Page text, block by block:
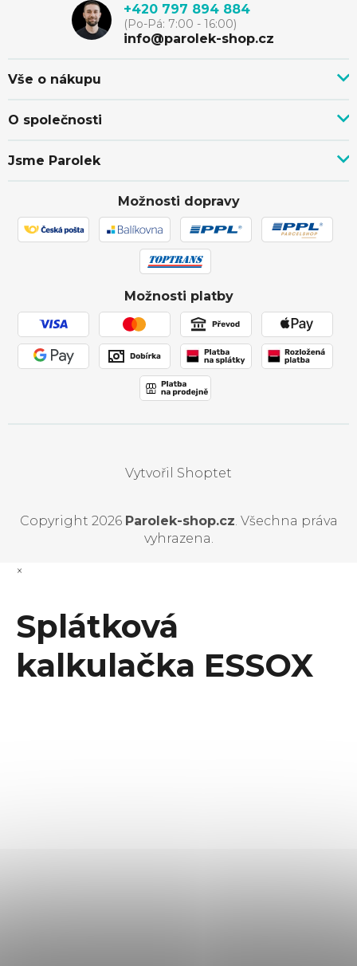
t
+420 797 894 884
(Po-Pá: 7:00 - 16:00)
info@parolek-shop.cz
Vše o nákupu
Doprava, platba a služby
Nákup na splátky
Individuální cenová nabídka
Reklamace a vrácení zboží
Zásilka přišla poškozena
O společnosti
Hodnocení obchodu
Affiliate program
Používání souborů cookies
Jsme Parolek
Truhlářství
Možnosti dopravy
Možnosti platby
Vytvořil Shoptet
Copyright 2026 Parolek-shop.cz . Všechna práva
vyhrazena.
×
Splátková
kalkulačka ESSOX